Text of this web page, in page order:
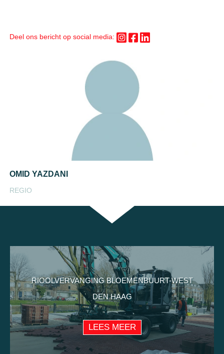
Deel ons bericht op social media:
OMID YAZDANI
REGIO
RIOOLVERVANGING BLOEMENBUURT-WEST
DEN HAAG
LEES MEER